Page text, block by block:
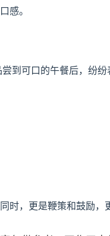
感。
到可口的午餐后，纷纷
时，更是鞭策和鼓励，